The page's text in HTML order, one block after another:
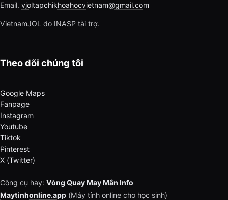
Email. vjoltapchikhoahocvietnam@gmail.com
VietnamJOL do INASP tài trợ.
Theo dõi chúng tôi
Google Maps
Fanpage
Instagram
Youtube
Tiktok
Pinterest
X (Twitter)
Công cụ hay: Vòng Quay May Mắn Info
Maytinhonline.app (Máy tính online cho học sinh)